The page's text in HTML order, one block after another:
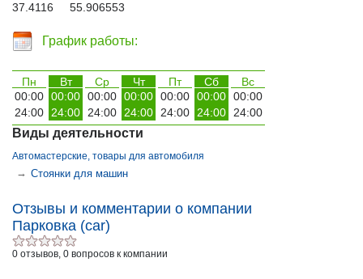
37.4116 55.906553
График работы:
Пн Вт Ср Чт Пт Сб
Вс
00:00 00:00 00:00 00:00 00:00 00:00 00:00
24:00
24:00 24:00 24:00 24:00 24:00 24:00
Виды деятельности
Автомастерские, товары для автомобиля
→ Стоянки для машин
Отзывы и комментарии о компании
Парковка (car)
0 отзывов, 0 вопросов к компании